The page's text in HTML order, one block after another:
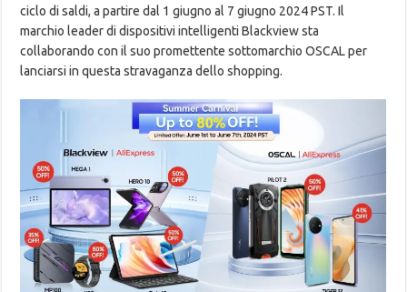
ciclo di saldi, a partire dal 1 giugno al 7 giugno 2024 PST. Il
marchio leader di dispositivi intelligenti Blackview sta
collaborando con il suo promettente sottomarchio OSCAL per
lanciarsi in questa stravaganza dello shopping.